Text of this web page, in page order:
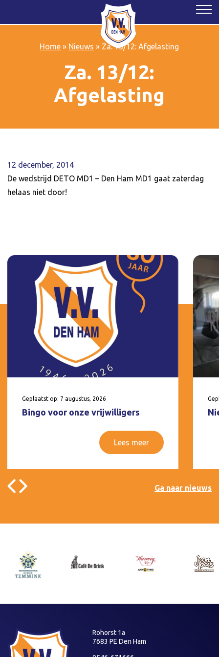
Home » Nieuws » Za. 13/12: Afgelasting
Za. 13/12:
Afgelasting
12 december, 2014
De wedstrijd DETO MD1 – Den Ham MD1 gaat zaterdag
helaas niet door!
Geplaatst op: 7 augustus, 2026
Bingo voor onze vrijwilligers
Lees meer
Ga naar nieuws
Rohorst 1a
7683 PE Den Ham